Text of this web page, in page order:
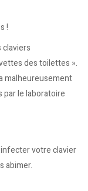
!
claviers
des toilettes ».
malheureusement
parle laboratoire
votre clavier
abimer.